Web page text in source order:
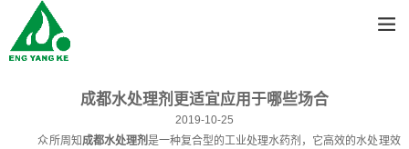
成都水处理剂更适宜应用于哪些场合
2019-10-25
众所周知成都水处理剂是一种复合型的工业处理水药剂，它高效的水处理效